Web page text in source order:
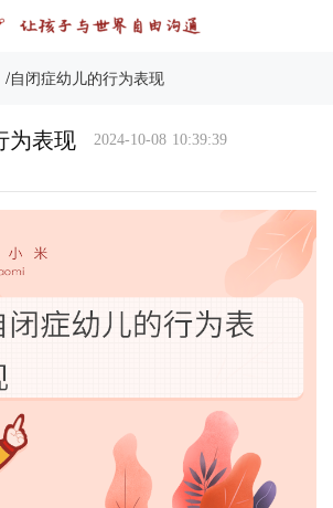
/自闭症幼儿的行为表现
为表现 2024-10-08 10:39:39